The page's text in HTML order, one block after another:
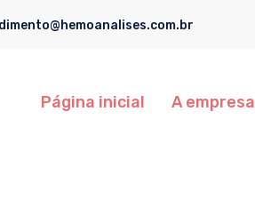
Página inicial A empresa